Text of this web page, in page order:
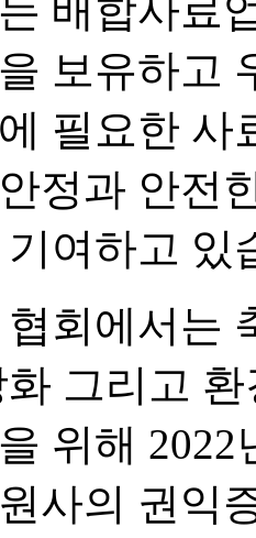
배합사료
보유하고
필요한 사
정과 안전
여하고 있
회에서는
그리고
위해
사의 권익